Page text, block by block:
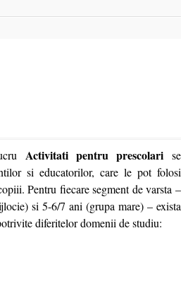
Activitati pentru prescolarise
si educatorilor, care le pot folosi
Pentru fiecare segment de varsta –
si 5-6/7 ani (grupa mare) – exista
diferitelor domenii de studiu: